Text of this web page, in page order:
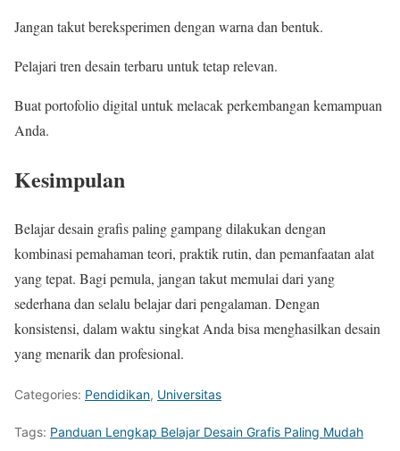
Jangan takut bereksperimen dengan warna dan bentuk.
Pelajari tren desain terbaru untuk tetap relevan.
Buat portofolio digital untuk melacak perkembangan kemampuan
Anda.
Kesimpulan
Belajar desain grafis paling gampang dilakukan dengan
kombinasi pemahaman teori, praktik rutin, dan pemanfaatan alat
yang tepat. Bagi pemula, jangan takut memulai dari yang
sederhana dan selalu belajar dari pengalaman. Dengan
konsistensi, dalam waktu singkat Anda bisa menghasilkan desain
yang menarik dan profesional.
Categories: Pendidikan, Universitas
Tags: Panduan Lengkap Belajar Desain Grafis Paling Mudah